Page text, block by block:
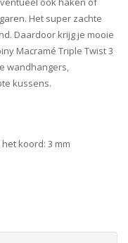
Het super zachte
Daardoor krijg je mooie
Macramé Triple Twist 3
wandhangers,
kussens.
koord: 3 mm